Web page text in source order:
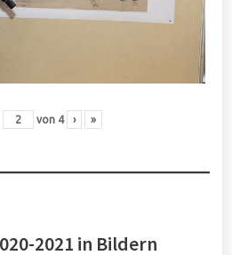
von 4 › »
2021 in Bildern